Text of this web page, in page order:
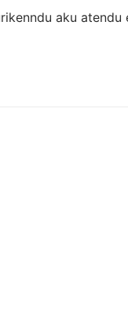
aku atendu